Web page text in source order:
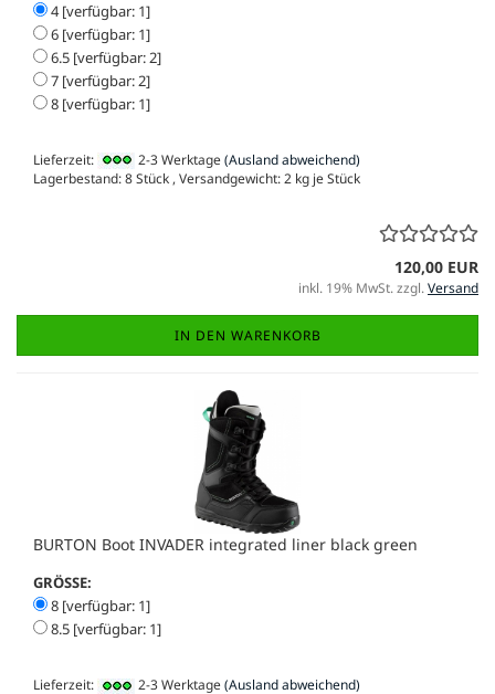
4 [verfügbar: 1]
6 [verfügbar: 1]
6.5 [verfügbar: 2]
7 [verfügbar: 2]
8 [verfügbar: 1]
Lieferzeit: 2-3 Werktage(Ausland abweichend)
Lagerbestand: 8 Stück , Versandgewicht:2 kg je Stück
120,00 EUR
inkl. 19% MwSt. zzgl.Versand
IN DEN WARENKORB
BURTON Boot INVADER integrated liner black green
GRÖSSE:
8 [verfügbar: 1]
8.5 [verfügbar: 1]
Lieferzeit: 2-3 Werktage(Ausland abweichend)